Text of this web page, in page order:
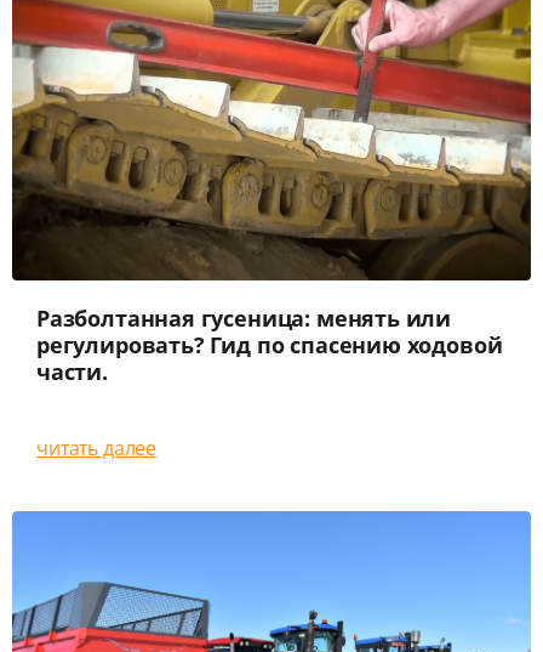
Разболтанная гусеница: менять или
регулировать? Гид по спасению ходовой
части.
читать далее